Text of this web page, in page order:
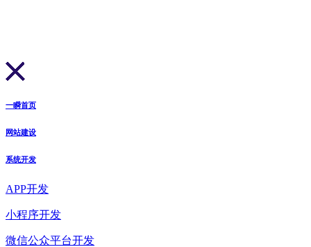
一瞬首页
网站建设
系统开发
APP开发
小程序开发
微信公众平台开发